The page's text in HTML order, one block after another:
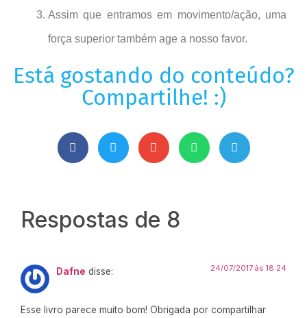
Assim que entramos em movimento/ação, uma
força superior também age a nosso favor.
Está gostando do conteúdo?
Compartilhe! :)
Respostas de 8
Dafne disse: 24/07/2017 às 18:24
Esse livro parece muito bom! Obrigada por compartilhar